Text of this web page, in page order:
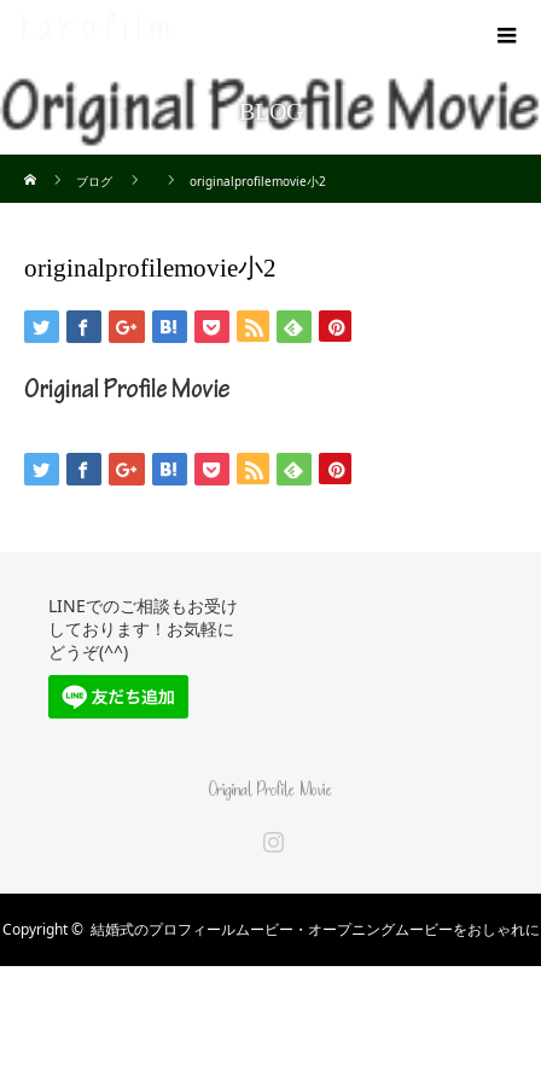
BLOG
ブログ
originalprofilemovie小2
originalprofilemovie小2
LINEでのご相談もお受け
しております！お気軽に
どうぞ(^^)
Copyright © 結婚式のプロフィールムービー・オープニングムービーをおしゃれに